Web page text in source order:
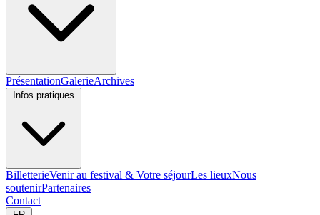
PrésentationGalerieArchives
BilletterieVenir au festival & Votre séjourLes lieuxNous
soutenirPartenaires
Contact